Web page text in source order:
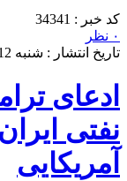
کد خبر : 34341
۰ نظر
تاریخ انتشار : شنبه 12 اردیبهشت 1405 - 8:50
ادعای
نفتی
آمریکایی